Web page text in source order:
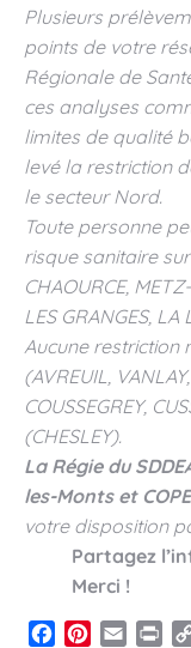
Plusieurs
points de votre
Régionale de
ces analyses
limites de qualité
levé la restriction
le secteur Nord.
Toute personne
risque sanitaire
CHAOURCE,
LES GRANGES,
Aucune restriction
(AVREUIL,
COUSSEGREY,
(CHESLEY).
La Régie du
les-Monts et
votre disposition
Partagez
Merci !
Facebook
Pinterest
Email